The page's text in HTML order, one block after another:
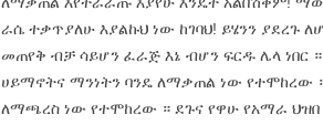
ራሴ ተቃጥያለሁ እያልኩህ ነው ከገባህ! ይሄንን ያደረጉ
መጠየቅ ብቻ ሳይሆን ፈራጅ እኔ ብሆን ፍርዱ ሌላ ነበር ።
ሀይማኖትና ማንነትን ባንዴ ለማቃጠል ነው የተሞከረው
ለማጫረስ ነው የተሞከረው ። ደጉና የዋሁ የአማራ